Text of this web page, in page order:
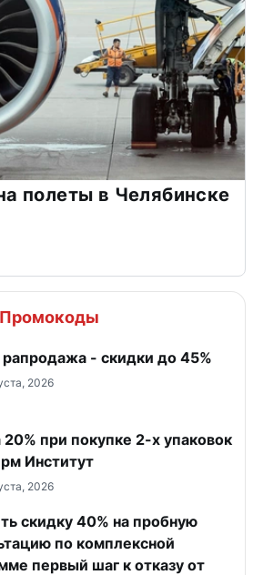
полеты в Челябинске
Промокоды
рапродажа - скидки до 45%
2026
при покупке 2-х упаковок
Институт
2026
скидку 40% на пробную
по комплексной
первый шаг к отказу от